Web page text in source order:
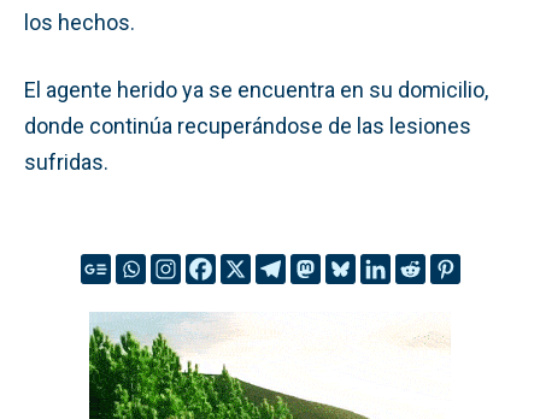
los hechos.
El agente herido ya se encuentra en su domicilio,
donde continúa recuperándose de las lesiones
sufridas.